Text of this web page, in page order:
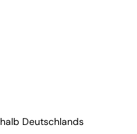
Deutschlands